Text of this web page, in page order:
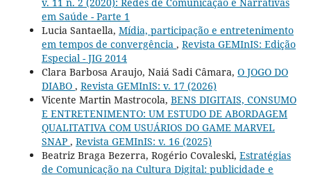
v. 11 n. 2 (2020): Redes de Comunicação e Narrativas
em Saúde - Parte 1
Lucia Santaella, Mídia, participação e entretenimento
em tempos de convergência , Revista GEMInIS: Edição
Especial - JIG 2014
Clara Barbosa Araujo, Naiá Sadi Câmara, O JOGO DO
DIABO , Revista GEMInIS: v. 17 (2026)
Vicente Martin Mastrocola, BENS DIGITAIS, CONSUMO
E ENTRETENIMENTO: UM ESTUDO DE ABORDAGEM
QUALITATIVA COM USUÁRIOS DO GAME MARVEL
SNAP , Revista GEMInIS: v. 16 (2025)
Beatriz Braga Bezerra, Rogério Covaleski, Estratégias
de Comunicação na Cultura Digital: publicidade e